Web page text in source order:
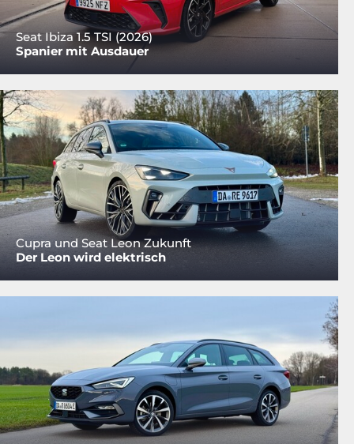
Seat Ibiza 1.5 TSI (2026)
Spanier mit Ausdauer
Cupra und Seat Leon Zukunft
Der Leon wird elektrisch